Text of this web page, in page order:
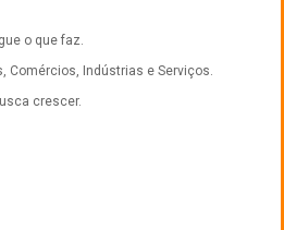
o que faz.
Comércios, Indústrias e Serviços.
crescer.